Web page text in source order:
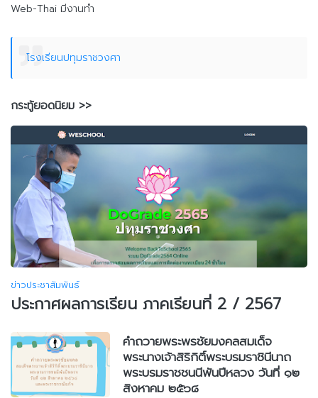
Web-Thai มีงานทำ
โรงเรียนปทุมราชวงศา
กระทู้ยอดนิยม >>
ข่าวประชาสัมพันธ์
ประกาศผลการเรียน ภาคเรียนที่ 2 / 2567
คำถวายพระพรชัยมงคลสมเด็จ
พระนางเจ้าสิริกิติ์พระบรมราชินีนาถ
พระบรมราชชนนีพันปีหลวง วันที่ ๑๒
สิงหาคม ๒๕๖๘